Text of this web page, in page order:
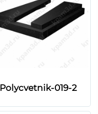
Polycvetnik-019-2